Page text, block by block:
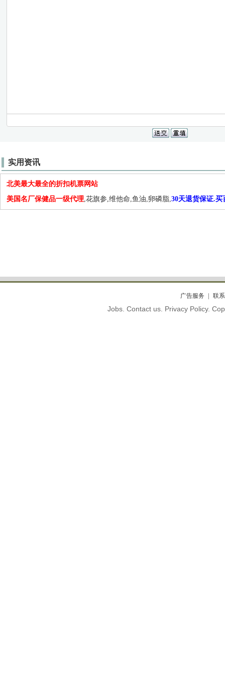
实用资讯
北美最大最全的折扣机票网站
美国名厂保健品一级代理,花旗参,维他命,鱼油,卵磷脂,30天退货保证.买
广告服务 联
Jobs. Contact us. Privacy Policy.